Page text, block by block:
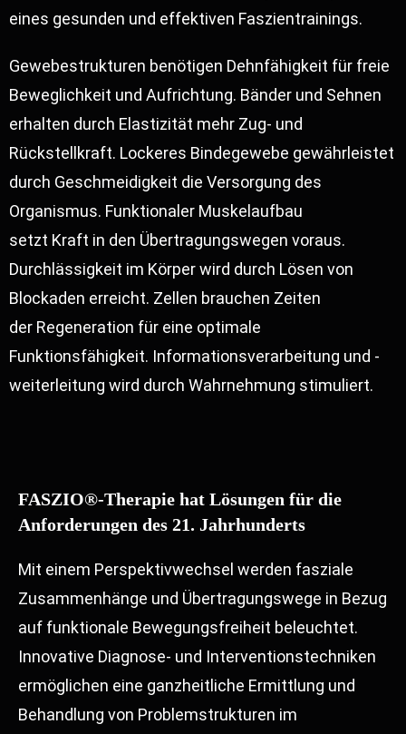
eines gesunden und effektiven Faszientrainings.
Gewebestrukturen benötigen Dehnfähigkeit für freie
Beweglichkeit und Aufrichtung. Bänder und Sehnen
erhalten durch Elastizität mehr Zug- und
Rückstellkraft. Lockeres Bindegewebe gewährleistet
durch Geschmeidigkeit die Versorgung des
Organismus. Funktionaler Muskelaufbau
setzt Kraft in den Übertragungswegen voraus.
Durchlässigkeit im Körper wird durch Lösen von
Blockaden erreicht. Zellen brauchen Zeiten
der Regeneration für eine optimale
Funktionsfähigkeit. Informationsverarbeitung und -
weiterleitung wird durch Wahrnehmung stimuliert.
FASZIO®-Therapie hat Lösungen für die
Anforderungen des 21. Jahrhunderts
Mit einem Perspektivwechsel werden fasziale
Zusammenhänge und Übertragungswege in Bezug
auf funktionale Bewegungsfreiheit beleuchtet.
Innovative Diagnose- und Interventionstechniken
ermöglichen eine ganzheitliche Ermittlung und
Behandlung von Problemstrukturen im